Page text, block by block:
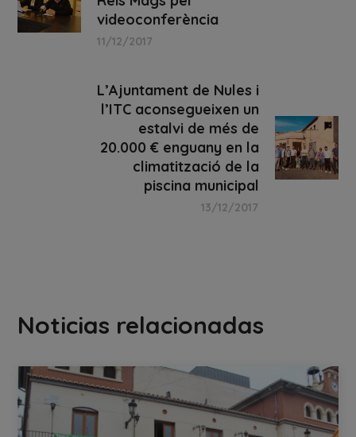
videoconferència
11/12/2017
L’Ajuntament de Nules i
l’ITC aconsegueixen un
estalvi de més de
20.000 € enguany en la
climatització de la
piscina municipal
13/12/2017
Noticias relacionadas